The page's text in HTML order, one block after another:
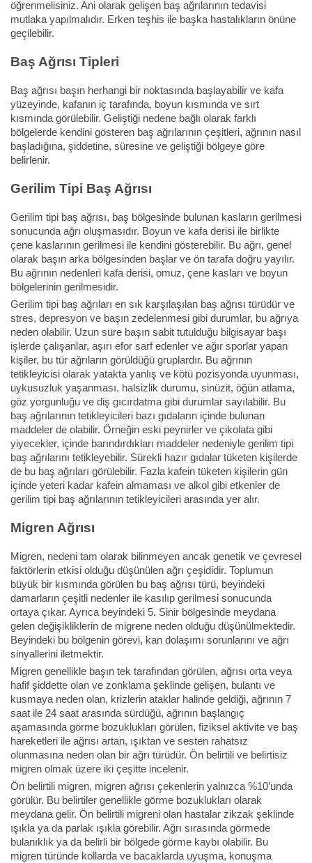
öğrenmelisiniz. Ani olarak gelişen baş ağrılarının tedavisi
mutlaka yapılmalıdır. Erken teşhis ile başka hastalıkların önüne
geçilebilir.
Baş Ağrısı Tipleri
Baş ağrısı başın herhangi bir noktasında başlayabilir ve kafa
yüzeyinde, kafanın iç tarafında, boyun kısmında ve sırt
kısmında görülebilir. Geliştiği nedene bağlı olarak farklı
bölgelerde kendini gösteren baş ağrılarının çeşitleri, ağrının nasıl
başladığına, şiddetine, süresine ve geliştiği bölgeye göre
belirlenir.
Gerilim Tipi Baş Ağrısı
Gerilim tipi baş ağrısı, baş bölgesinde bulunan kasların gerilmesi
sonucunda ağrı oluşmasıdır. Boyun ve kafa derisi ile birlikte
çene kaslarının gerilmesi ile kendini gösterebilir. Bu ağrı, genel
olarak başın arka bölgesinden başlar ve ön tarafa doğru yayılır.
Bu ağrının nedenleri kafa derisi, omuz, çene kasları ve boyun
bölgelerinin gerilmesidir.
Gerilim tipi baş ağrıları en sık karşılaşılan baş ağrısı türüdür ve
stres, depresyon ve başın zedelenmesi gibi durumlar, bu ağrıya
neden olabilir. Uzun süre başın sabit tutulduğu bilgisayar başı
işlerde çalışanlar, aşırı efor sarf edenler ve ağır sporlar yapan
kişiler, bu tür ağrıların görüldüğü gruplardır. Bu ağrının
tetikleyicisi olarak yatakta yanlış ve kötü pozisyonda uyunması,
uykusuzluk yaşanması, halsizlik durumu, sinüzit, öğün atlama,
göz yorgunluğu ve diş gıcırdatma gibi durumlar sayılabilir. Bu
baş ağrılarının tetikleyicileri bazı gıdaların içinde bulunan
maddeler de olabilir. Örneğin eski peynirler ve çikolata gibi
yiyecekler, içinde barındırdıkları maddeler nedeniyle gerilim tipi
baş ağrılarını tetikleyebilir. Sürekli hazır gıdalar tüketen kişilerde
de bu baş ağrıları görülebilir. Fazla kafein tüketen kişilerin gün
içinde yeteri kadar kafein almaması ve alkol gibi etkenler de
gerilim tipi baş ağrılarının tetikleyicileri arasında yer alır.
Migren Ağrısı
Migren, nedeni tam olarak bilinmeyen ancak genetik ve çevresel
faktörlerin etkisi olduğu düşünülen ağrı çeşididir. Toplumun
büyük bir kısmında görülen bu baş ağrısı türü, beyindeki
damarların çeşitli nedenler ile kasılıp gerilmesi sonucunda
ortaya çıkar. Ayrıca beyindeki 5. Sinir bölgesinde meydana
gelen değişikliklerin de migrene neden olduğu düşünülmektedir.
Beyindeki bu bölgenin görevi, kan dolaşımı sorunlarını ve ağrı
sinyallerini iletmektir.
Migren genellikle başın tek tarafından görülen, ağrısı orta veya
hafif şiddette olan ve zonklama şeklinde gelişen, bulantı ve
kusmaya neden olan, krizlerin ataklar halinde geldiği, ağrının 7
saat ile 24 saat arasında sürdüğü, ağrının başlangıç
aşamasında görme bozuklukları görülen, fiziksel aktivite ve baş
hareketleri ile ağrısı artan, ışıktan ve sesten rahatsız
olunmasına neden olan bir ağrı türüdür. Ön belirtili ve belirtisiz
migren olmak üzere iki çeşitte incelenir.
Ön belirtili migren, migren ağrısı çekenlerin yalnızca %10’unda
görülür. Bu belirtiler genellikle görme bozuklukları olarak
meydana gelir. Ön belirtili migreni olan hastalar zikzak şeklinde
ışıkla ya da parlak ışıkla görebilir. Ağrı sırasında görmede
bulanıklık ya da belirli bir bölgede görme kaybı olabilir. Bu
migren türünde kollarda ve bacaklarda uyuşma, konuşma